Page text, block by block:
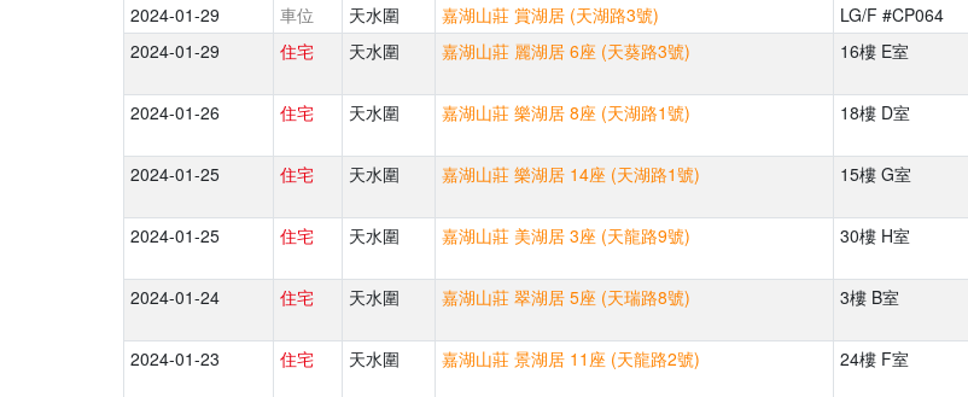
2024-01-29 車位 天水圍 嘉湖山莊 賞湖居 (天湖路3號) LG/F #CP064
2024-01-29
住宅 天水圍 嘉湖山莊 麗湖居 6座 (天葵路3號) 16樓 E室
2024-01-26 住宅 天水圍 嘉湖山莊 樂湖居 8座 (天湖路1號) 18樓 D室
2024-01-25 住宅 天水圍 嘉湖山莊 樂湖居 14座 (天湖路1號) 15樓 G室
2024-01-25 住宅 天水圍 嘉湖山莊 美湖居 3座 (天龍路9號) 30樓 H室
2024-01-24 住宅 天水圍 嘉湖山莊 翠湖居 5座 (天瑞路8號) 3樓 B室
2024-01-23 住宅 天水圍 嘉湖山莊 景湖居 11座 (天龍路2號) 24樓 F室